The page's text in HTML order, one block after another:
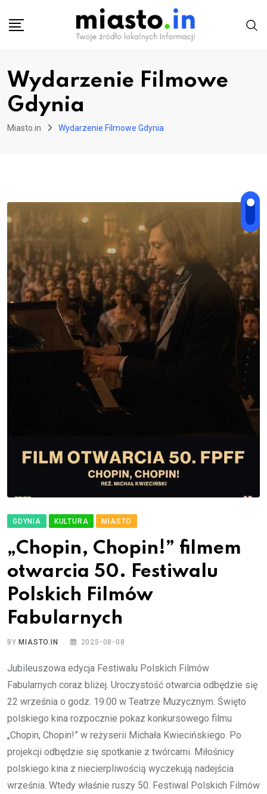
Wydarzenie Filmowe
Gdynia
Miasto.in Wydarzenie Filmowe Gdynia
GDYNIA KULTURA MIASTO
„Chopin, Chopin!” filmem
otwarcia 50. Festiwalu
Polskich Filmów
Fabularnych
BY MIASTO.IN 2025-08-08
Jubileuszowa edycja Festiwalu Polskich Filmów
Fabularnych coraz bliżej. Uroczystość otwarcia odbędzie się
22 września o godz. 19:00 w Teatrze Muzycznym. Święto
polskiego kina rozpocznie pokaz konkursowego filmu
„Chopin, Chopin!” w reżyserii Michała Kwiecińskiego. Po
projekcji odbędzie się spotkanie z twórcami. Miłośnicy
polskiego kina z niecierpliwością wyczekują nadejścia
września. Wtedy właśnie ruszy 50. Festiwal Polskich Filmów